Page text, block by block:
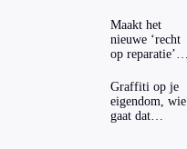
Maakt het
nieuwe ‘recht
op reparatie’
echt
aantrekkelijker?
Graffiti op je
eigendom, wie
gaat dat